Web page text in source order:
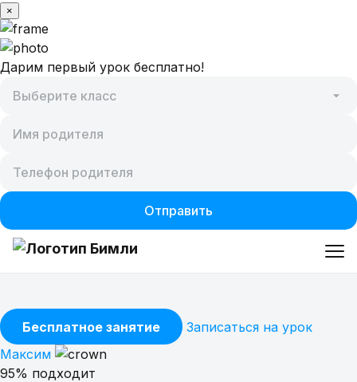
×
Дарим первый урок бесплатно!
Отправить
Репетиторы
Бесплатное занятие
Записаться на урок
Максим
95% подходит